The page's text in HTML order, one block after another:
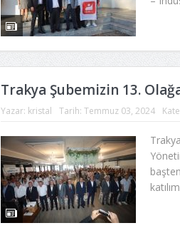
Trakya Şubemizin 13.
Yazar: kristal Tarih: Temmuz 03, 2024